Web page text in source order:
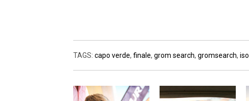
TAGS: capo verde, finale, grom search, gromsearch,